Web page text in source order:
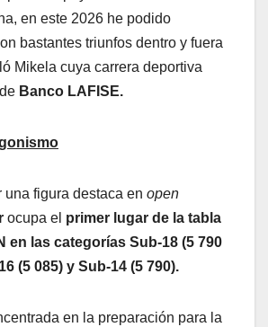
en este 2026 he podido
bastantes triunfos dentro y fuera
Mikela cuya carrera deportiva
Banco LAFISE.
una figura destaca en open
ocupa el primer lugar de la tabla
en las categorías Sub-18 (5 790
(5 085) y Sub-14 (5 790).
en la preparación para la